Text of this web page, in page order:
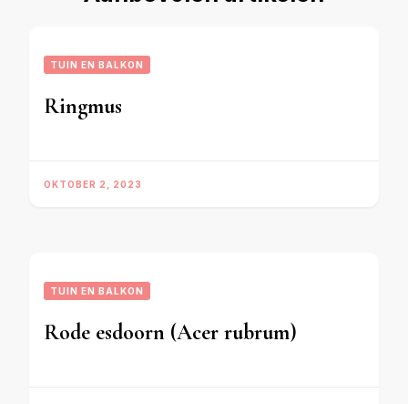
TUIN EN BALKON
Ringmus
OKTOBER 2, 2023
TUIN EN BALKON
Rode esdoorn (Acer rubrum)